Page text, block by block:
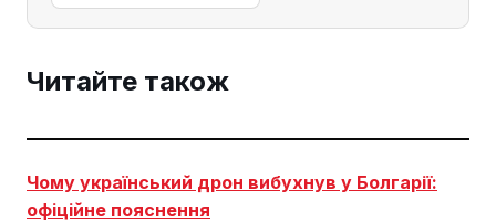
Читайте також
Чому український дрон вибухнув у Болгарії:
офіційне пояснення